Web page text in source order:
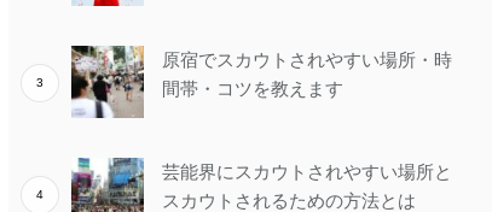
原宿でスカウトされやすい場所・時
間帯・コツを教えます
芸能界にスカウトされやすい場所と
スカウトされるための方法とは